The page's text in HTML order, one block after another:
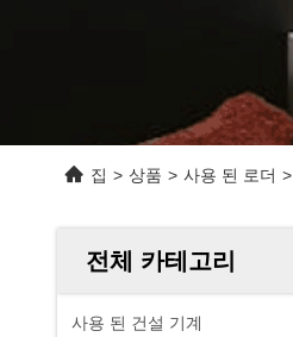
집 > 상품 > 사용 된 로더 >
전체 카테고리
사용 된 건설 기계